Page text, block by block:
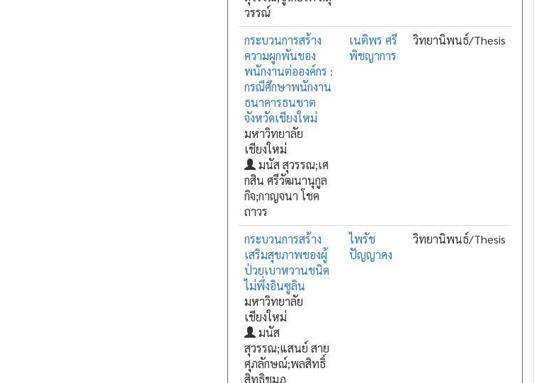
วรรณ์
กระบวนการสร้าง
ความผูกพันของ
พนักงานต่อองค์กร :
กรณีศึกษาพนักงาน
ธนาคารธนชาต
จังหวัดเชียงใหม่
มหาวิทยาลัย
เชียงใหม่
มนัส สุวรรณ;เศ
กสิน ศรีวัฒนานุกูล
กิจ;กาญจนา โชค
ถาวร
เนติพร ศรี
พิชญาการ
วิทยานิพนธ์/Thesis
กระบวนการสร้าง
เสริมสุขภาพของผู้
ป่วยเบาหวานชนิด
ไม่พึ่งอินซูลิน
มหาวิทยาลัย
เชียงใหม่
มนัส
สุวรรณ;แสนย์ สาย
ศุภลักษณ์;พลสิทธิ์
สิทธิชมภู
ไพรัช
ปัญญาคง
วิทยานิพนธ์/Thesis